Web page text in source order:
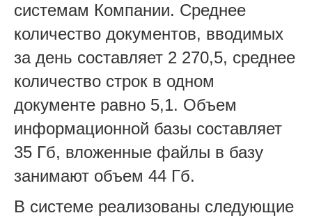
системам Компании. Среднее
количество документов, вводимых
за день составляет 2 270,5, среднее
количество строк в одном
документе равно 5,1. Объем
информационной базы составляет
35 Гб, вложенные файлы в базу
занимают объем 44 Гб.
В системе реализованы следующие